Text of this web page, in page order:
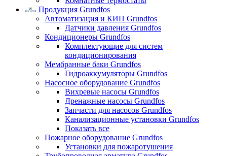
Продукция Grundfos
Автоматизация и КИП Grundfos
Датчики давления Grundfos
Кондиционеры Grundfos
Комплектующие для систем
кондиционирования
Мембранные баки Grundfos
Гидроаккумуляторы Grundfos
Насосное оборудование Grundfos
Вихревые насосы Grundfos
Дренажные насосы Grundfos
Запчасти для насосов Grundfos
Канализационные установки Grundfos
Показать все
Пожарное оборудование Grundfos
Установки для пожаротушения